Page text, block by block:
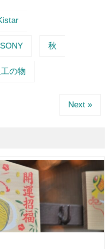
SONY 秋
の物
Next »